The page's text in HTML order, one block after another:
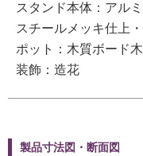
スタンド本体：アル
スチールメッキ仕上
ポット：木質ボード
装飾：造花
製品寸法図・断面図